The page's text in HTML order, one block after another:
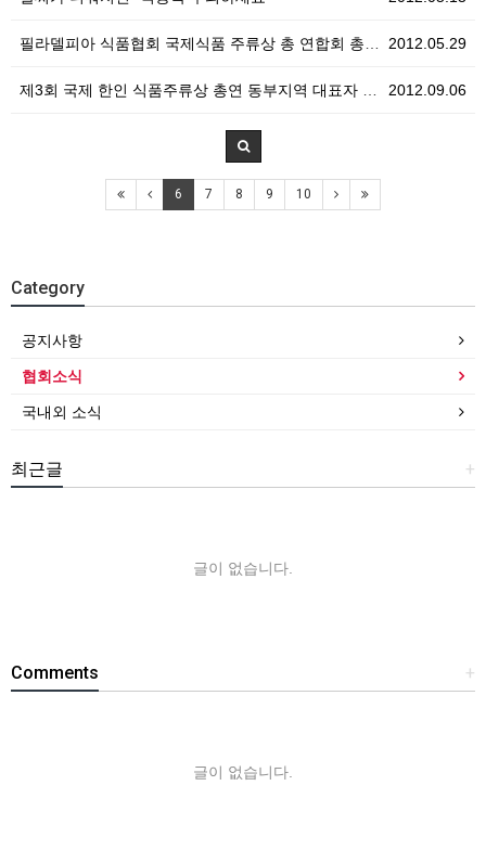
2012.05.29
필라델피아 식품협회 국제식품 주류상 총 연합회 총회 참…
2012.09.06
제3회 국제 한인 식품주류상 총연 동부지역 대표자 대회…
6 7 8 9 10
Category
공지사항
협회소식
국내외 소식
+
최근글
글이 없습니다.
+
Comments
글이 없습니다.